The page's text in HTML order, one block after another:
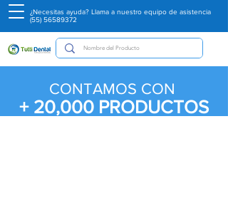
¿Necesitas ayuda? Llama a nuestro equipo de asistencia
(55) 56589372
CONTAMOS CON
+ 20,000 PRODUCTOS